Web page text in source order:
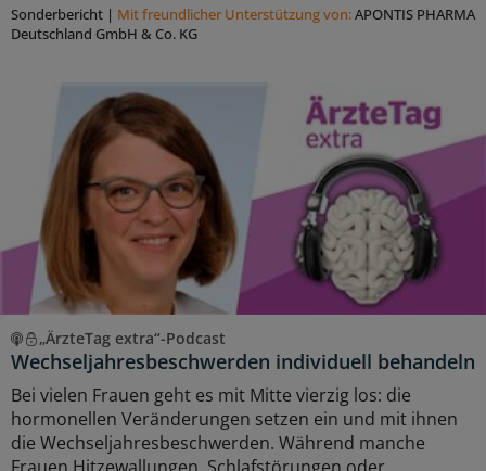
Sonderbericht | Mit freundlicher Unterstützung von:APONTIS PHARMA
Deutschland GmbH & Co. KG
„ÄrzteTag extra“-Podcast
Wechseljahresbeschwerden individuell behandeln
Bei vielen Frauen geht es mit Mitte vierzig los: die
hormonellen Veränderungen setzen ein und mit ihnen
die Wechseljahresbeschwerden. Während manche